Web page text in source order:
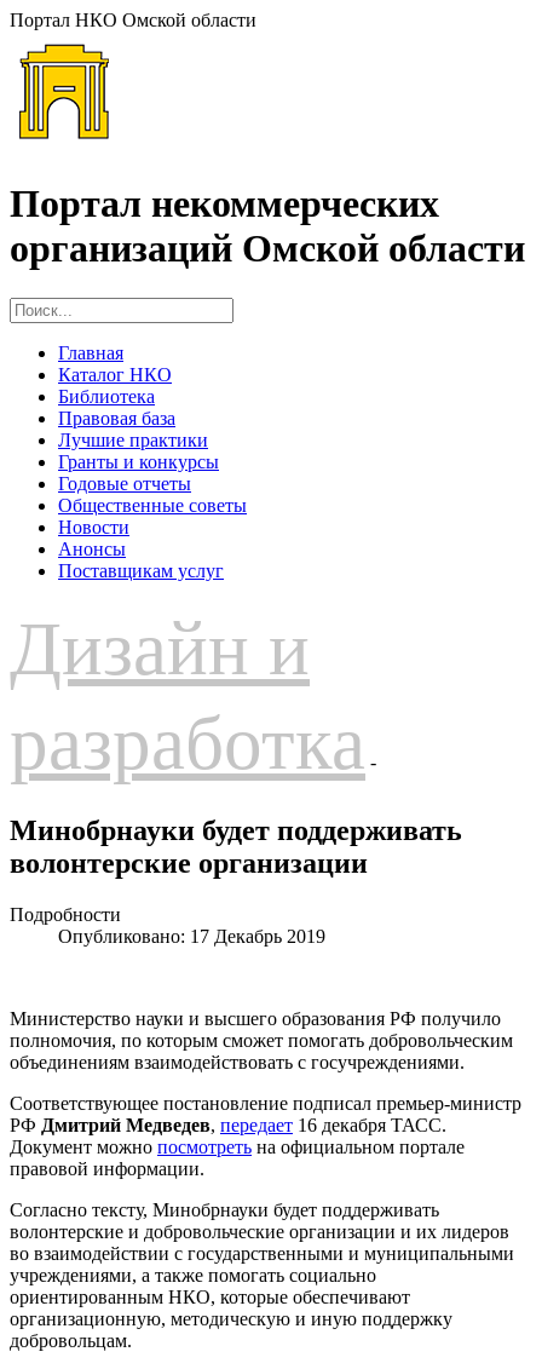
Портал НКО Омской области
Портал некоммерческих
организаций Омской области
Главная
Каталог НКО
Библиотека
Правовая база
Лучшие практики
Гранты и конкурсы
Годовые отчеты
Общественные советы
Новости
Анонсы
Поставщикам услуг
Дизайн и
разработка -
Минобрнауки будет поддерживать
волонтерские организации
Подробности
Опубликовано: 17 Декабрь 2019
Министерство науки и высшего образования РФ получило
полномочия, по которым сможет помогать добровольческим
объединениям взаимодействовать с госучреждениями.
Соответствующее постановление подписал премьер-министр
РФ Дмитрий Медведев, передает 16 декабря ТАСС.
Документ можно посмотреть на официальном портале
правовой информации.
Согласно тексту, Минобрнауки будет поддерживать
волонтерские и добровольческие организации и их лидеров
во взаимодействии с государственными и муниципальными
учреждениями, а также помогать социально
ориентированным НКО, которые обеспечивают
организационную, методическую и иную поддержку
добровольцам.